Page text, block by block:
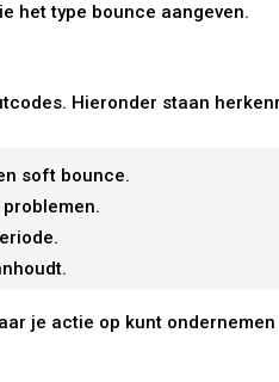
het type bounce aangeven.
Hieronder staan
soft bounce.
je actie op kunt